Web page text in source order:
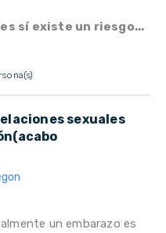
sí existe un riesgo...
sexuales
un embarazo es